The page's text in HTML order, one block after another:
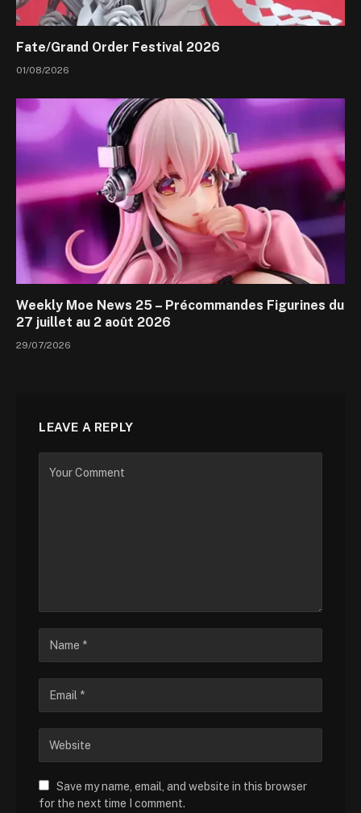
Fate/Grand Order Festival 2026
01/08/2026
Weekly Moe News 25 – Précommandes Figurines du
27 juillet au 2 août 2026
29/07/2026
LEAVE A REPLY
Save my name, email, and website in this browser
for the next time I comment.